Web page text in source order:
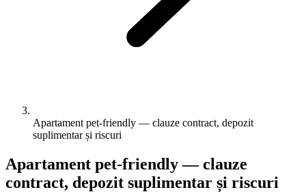
Apartament pet-friendly — clauze contract, depozit
suplimentar și riscuri
Apartament pet-friendly — clauze
contract, depozit suplimentar și riscuri